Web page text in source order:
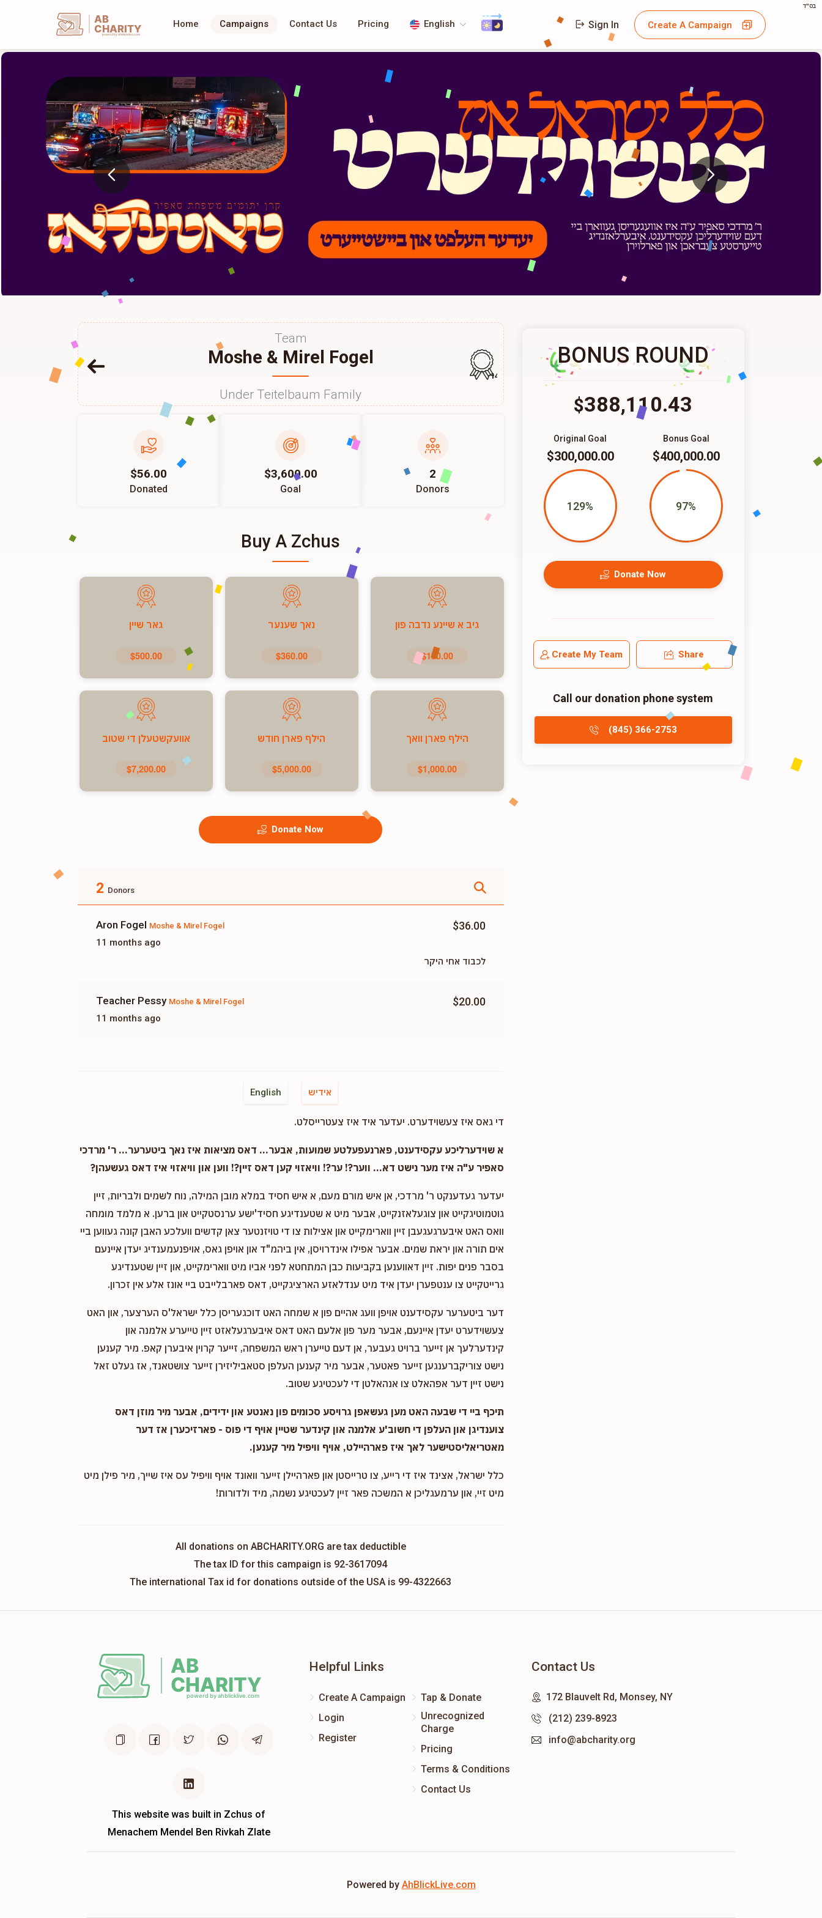
בס"ד
AB
CHARITY
powerd by ahblicklive.com
Home Campaigns Contact Us Pricing English Sign In Create A Campaign
Team
Moshe & Mirel Fogel
Under Teitelbaum Family
144
$56.00
Donated
$3,600.00
Goal
2
Donors
Buy A Zchus
גיב א שיינע נדבה פון
$180.00
נאך שענער
$360.00
גאר שיין
$500.00
הילף פארן וואך
$1,000.00
הילף פארן חודש
$5,000.00
אוועקשטעלן די שטוב
$7,200.00
Donate Now
2 Donors
Aron Fogel Moshe & Mirel Fogel
11 months ago
$36.00
לכבוד אחי היקר
Teacher Pessy Moshe & Mirel Fogel
11 months ago
$20.00
English אידיש
די גאס איז צעשוידערט. יעדער איד איז צעטרייסלט.
א שוידערליכע עקסידענט, פארנעפעלטע שמועות, אבער... דאס מציאות איז נאך ביטערער... ר' מרדכי
סאפיר ע"ה איז מער נישט דא... ווער?! ער?! וויאזוי קען דאס זיין?! ווען און וויאזוי איז דאס געשעהן?
יעדער געדענקט ר' מרדכי, אן איש מורם מעם, א איש חסיד במלא מובן המילה, נוח לשמים ולבריות, זיין
גוטמוטיגקייט און צוגעלאזנקייט, אבער מיט א שטענדיגע חסיד'ישע ערנסטקייט און ברען. א מלמד מומחה
וואס האט איבערגעגעבן זיין ווארימקייט און אצילות צו די טויזנטער צאן קדשים וועלכע האבן קונה געווען ביי
אים תורה און יראת שמים. אבער אפילו אינדרויסן, אין ביהמ"ד און אויפן גאס, אויפנעמענדיג יעדן איינעם
בסבר פנים יפות. זיין דאווענען בקביעות כבן המתחטא לפני אביו מיט ווארימקייט, און זיין שטענדיגע
גרייטקייט צו ענטפערן יעדן איד מיט ענדלאזע הארציגקייט, דאס פארבלייבט ביי אונז אלע אין זכרון.
דער ביטערער עקסידענט אויפן וועג אהיים פון א שמחה האט דוכגעריסן כלל ישראל'ס הערצער, און האט
צעשוידערט יעדן איינעם, אבער מער פון אלעם האט דאס איבערגעלאזט זיין טייערע אלמנה און
קינדערלעך אן זייער ברויט געבער, אן דעם טייערן ראש המשפחה, זייער קרוין איבערן קאפ. מיר קענען
נישט צוריקברענגען זייער פאטער, אבער מיר קענען העלפן סטאביליזירן זייער צושטאנד, אז געלט זאל
נישט זיין דער אפהאלט צו אנהאלטן די לעכטיגע שטוב.
תיכף ביי די שבעה האט מען געשאפן גרויסע סכומים פון נאנטע און ידידים, אבער מיר מוזן דאס
צוענדיגן און העלפן די חשוב'ע אלמנה און קינדער שטיין אויף די פוס - פארזיכערן אז דער
מאטריאליסטישער לאך איז פארהיילט, אויף וויפיל מיר קענען.
כלל ישראל, אצינד איז די רייע, צו טרייסטן און פארהיילן זייער וואונד אויף וויפיל עס איז שייך, מיר פילן מיט
מיט זיי, און ערמעגליכן א המשכה פאר זיין לעכטיגע נשמה, מיד ולדורות!
All donations on ABCHARITY.ORG are tax deductible
The tax ID for this campaign is 92-3617094
The international Tax id for donations outside of the USA is 99-4322663
BONUS ROUND
$388,110.43
Bonus Goal
$400,000.00
97%
Original Goal
$300,000.00
129%
Donate Now
Create My Team Share
Call our donation phone system
(845) 366-2753
This website was built in Zchus of
Menachem Mendel Ben Rivkah Zlate
Helpful Links
Create A Campaign
Login
Register
Tap & Donate
Unrecognized
Charge
Pricing
Terms & Conditions
Contact Us
Contact Us
172 Blauvelt Rd, Monsey, NY
(212) 239-8923
info@abcharity.org
Powered by AhBlickLive.com